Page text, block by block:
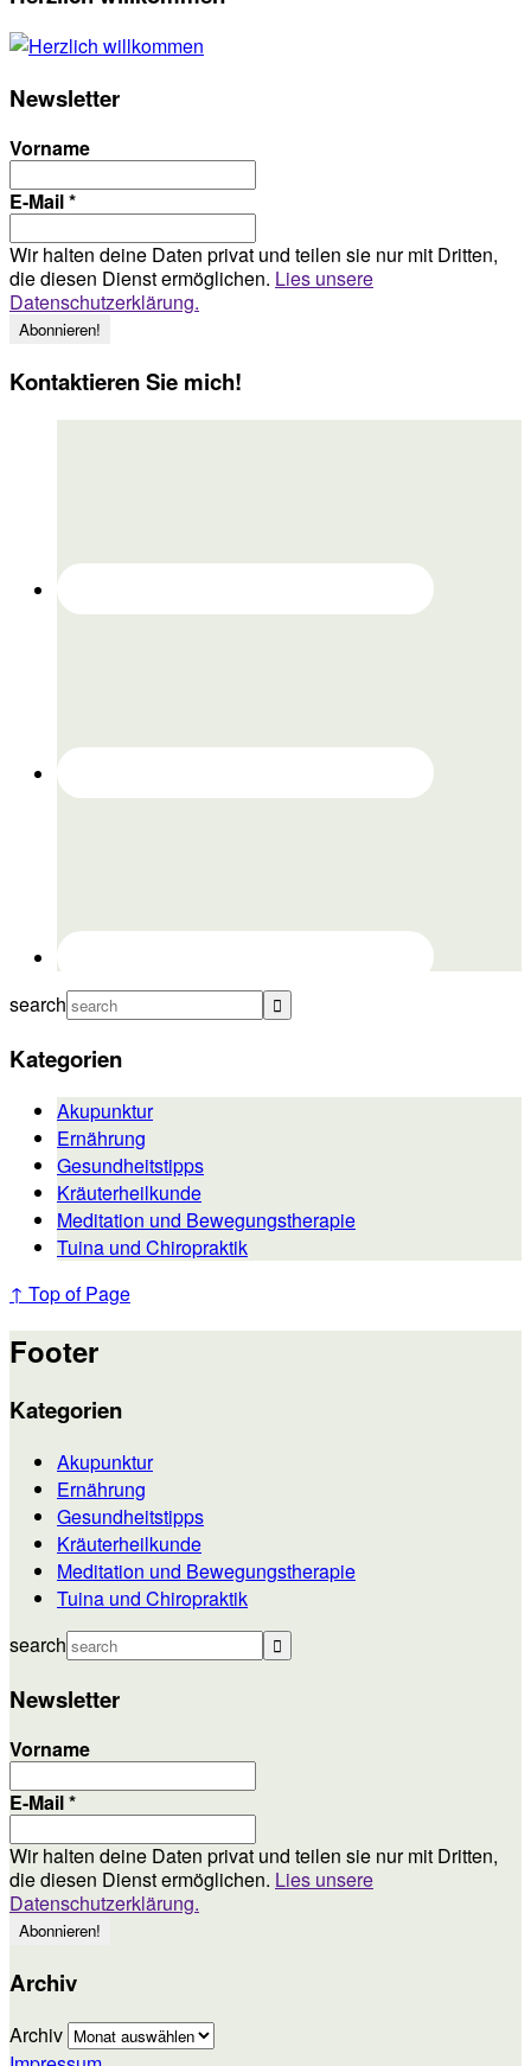
Newsletter
Vorname
E-Mail*
Wir halten deine Daten privat und teilen sie nur mit Dritten,
die diesen Dienst ermöglichen. Lies unsere
Datenschutzerklärung.
Kontaktieren Sie mich!
search
Kategorien
Akupunktur
Ernährung
Gesundheitstipps
Kräuterheilkunde
Meditation und Bewegungstherapie
Tuina und Chiropraktik
↑ Top of Page
Footer
Kategorien
Akupunktur
Ernährung
Gesundheitstipps
Kräuterheilkunde
Meditation und Bewegungstherapie
Tuina und Chiropraktik
search
Newsletter
Vorname
E-Mail*
Wir halten deine Daten privat und teilen sie nur mit Dritten,
die diesen Dienst ermöglichen. Lies unsere
Datenschutzerklärung.
Archiv
Archiv